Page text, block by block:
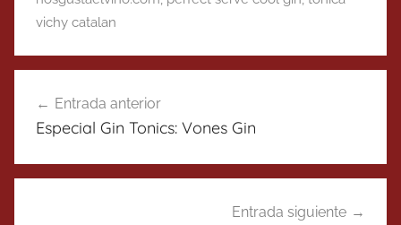
vichy catalan
de
Entrada anterior
Especial Gin Tonics: Vones Gin
Entrada siguiente